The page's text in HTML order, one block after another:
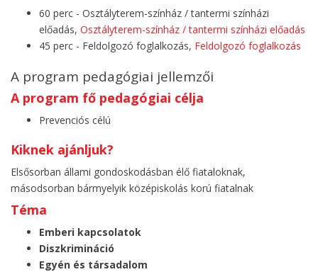
60 perc - Osztályterem-színház / tantermi színházi
előadás, Osztályterem-színház / tantermi színházi előadás
45 perc - Feldolgozó foglalkozás, Feldolgozó foglalkozás
A program pedagógiai jellemzői
A program fő pedagógiai célja
Prevenciós célú
Kiknek ajánljuk?
Elsősorban állami gondoskodásban élő fiataloknak,
másodsorban bármyelyik középiskolás korú fiatalnak
Téma
Emberi kapcsolatok
Diszkrimináció
Egyén és társadalom